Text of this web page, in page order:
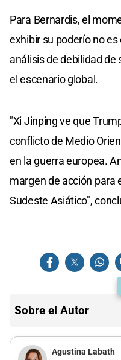
Para Bernardis, el
exhibir su poderío no
análisis de debilidad
el escenario global.
"Xi Jinping ve que
conflicto de Medio
en la guerra europea.
margen de acción para
Sudeste Asiático",
Sobre el Autor
Agustina Labath